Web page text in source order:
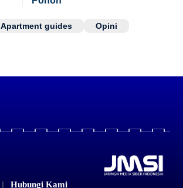
Apartment guides
Opini
Hubungi Kami